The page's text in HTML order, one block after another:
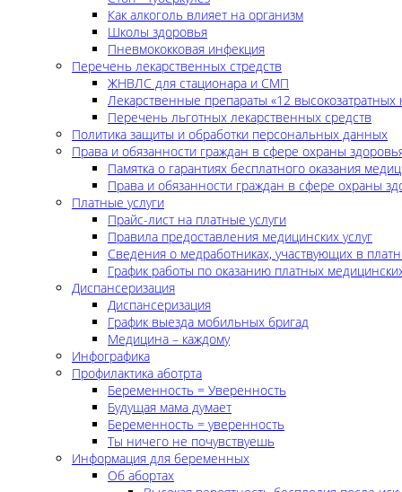
Как алкоголь влияет на организм
Школы здоровья
Пневмококковая инфекция
Перечень лекарственных стредств
ЖНВЛС для стационара и СМП
Лекарственные препараты «12 высокозатратных
Перечень льготных лекарственных средств
Политика защиты и обработки персональных данных
Права и обязанности граждан в сфере охраны
Памятка о гарантиях бесплатного оказания
Права и обязанности граждан в сфере охраны
Платные услуги
Прайс-лист на платные услуги
Правила предоставления медицинских услуг
Сведения о медработниках, участвующих в
График работы по оказанию платных
Диспансеризация
Диспансеризация
График выезда мобильных бригад
Медицина – каждому
Инфографика
Профилактика аботрта
Беременность = Уверенность
Будущая мама думает
Беременность = уверенность
Ты ничего не почувствуешь
Информация для беременных
Об абортах